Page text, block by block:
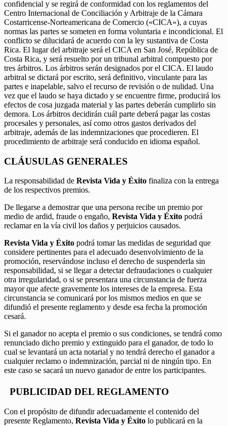
confidencial y se regirá de conformidad con los reglamentos del
Centro Internacional de Conciliación y Arbitraje de la Cámara
Costarricense-Norteamericana de Comercio («CICA»), a cuyas
normas las partes se someten en forma voluntaria e incondicional. El
conflicto se dilucidará de acuerdo con la ley sustantiva de Costa
Rica. El lugar del arbitraje será el CICA en San José, República de
Costa Rica, y será resuelto por un tribunal arbitral compuesto por
tres árbitros. Los árbitros serán designados por el CICA. El laudo
arbitral se dictará por escrito, será definitivo, vinculante para las
partes e inapelable, salvo el recurso de revisión o de nulidad. Una
vez que el laudo se haya dictado y se encuentre firme, producirá los
efectos de cosa juzgada material y las partes deberán cumplirlo sin
demora. Los árbitros decidirán cuál parte deberá pagar las costas
procesales y personales, así como otros gastos derivados del
arbitraje, además de las indemnizaciones que procedieren. El
procedimiento de arbitraje será conducido en idioma español.
CLÁUSULAS GENERALES
La responsabilidad de Revista Vida y Éxito finaliza con la entrega
de los respectivos premios.
De llegarse a demostrar que una persona recibe un premio por
medio de ardid, fraude o engaño, Revista Vida y Éxito podrá
reclamar en la vía civil los daños y perjuicios causados.
Revista Vida y Éxito podrá tomar las medidas de seguridad que
considere pertinentes para el adecuado desenvolvimiento de la
promoción, reservándose incluso el derecho de suspenderla sin
responsabilidad, si se llegar a detectar defraudaciones o cualquier
otra irregularidad, o si se presentara una circunstancia de fuerza
mayor que afecte gravemente los intereses de la empresa. Esta
circunstancia se comunicará por los mismos medios en que se
difundió el presente reglamento y desde esa fecha la promoción
cesará.
Si el ganador no acepta el premio o sus condiciones, se tendrá como
renunciado dicho premio y extinguido para el ganador, de todo lo
cual se levantará un acta notarial y no tendrá derecho el ganador a
cualquier reclamo o indemnización, parcial ni de ningún tipo. En
este caso se sacará un nuevo ganador de entre los participantes.
PUBLICIDAD DEL REGLAMENTO
Con el propósito de difundir adecuadamente el contenido del
presente Reglamento, Revista Vida y Éxito lo publicará en la